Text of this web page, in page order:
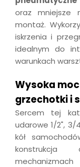
oraz mniejsze
montaż.
iskrzenia i
idealnym do
warunkach
Wysoka
grzechotki i
Sercem tej
udarowe 1/2", 3/
kół
konstrukcja